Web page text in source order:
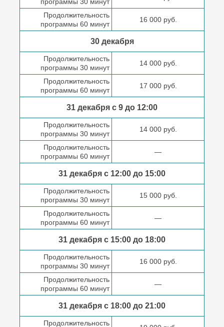
программы 30 минут
Продолжительность
программы 60 минут
16 000 руб.
30 декабря
Продолжительность
программы 30 минут
14 000 руб.
Продолжительность
программы 60 минут
17 000 руб.
31 декабря с 9 до 12:00
Продолжительность
программы 30 минут
14 000 руб.
Продолжительность
программы 60 минут
—
31 декабря с 12:00 до 15:00
Продолжительность
программы 30 минут
15 000 руб.
Продолжительность
программы 60 минут
—
31 декабря с 15:00 до 18:00
Продолжительность
программы 30 минут
16 000 руб.
Продолжительность
программы 60 минут
—
31 декабря с 18:00 до 21:00
Продолжительность